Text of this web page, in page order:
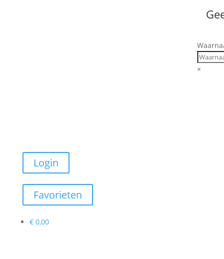
×
Login
Favorieten
€0,00